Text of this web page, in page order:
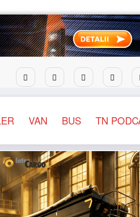
VAN BUS TN
Lars Ljungström a fost numit
NEWS STIRI